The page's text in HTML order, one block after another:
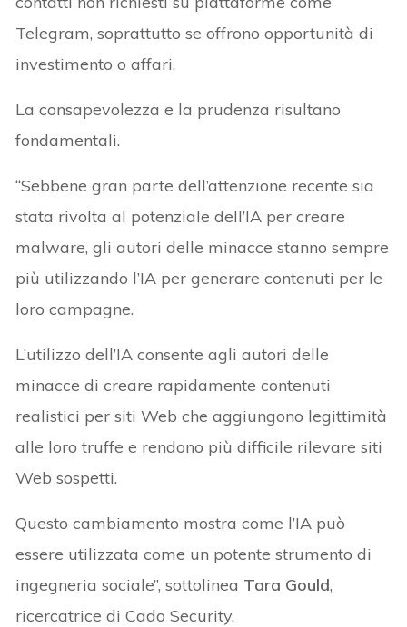
Telegram, soprattutto se offrono opportunità di
investimento o affari.
La consapevolezza e la prudenza risultano
fondamentali.
“Sebbene gran parte dell’attenzione recente sia
stata rivolta al potenziale dell’IA per creare
malware, gli autori delle minacce stanno sempre
più utilizzando l’IA per generare contenuti per le
loro campagne.
L’utilizzo dell’IA consente agli autori delle
minacce di creare rapidamente contenuti
realistici per siti Web che aggiungono legittimità
alle loro truffe e rendono più difficile rilevare siti
Web sospetti.
Questo cambiamento mostra come l’IA può
essere utilizzata come un potente strumento di
ingegneria sociale”, sottolinea Tara Gould,
ricercatrice di Cado Security.